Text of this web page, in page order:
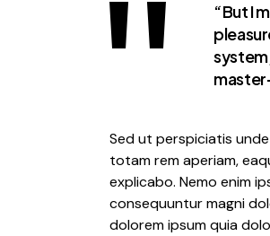
“But I
Sed ut perspiciatis
totam rem aperiam,
explicabo. Nemo enim
consequuntur magni
dolorem ipsum quia